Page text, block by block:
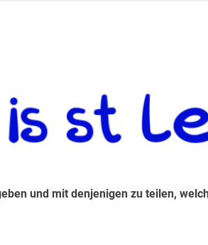
und mit denjenigen zu teilen,